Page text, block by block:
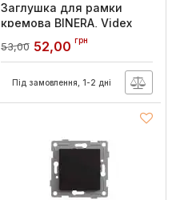
Заглушка для рамки
кремова BINERA, Videx
Артикул:VF-BNC-CR
53,00 52,00 грн
Під замовлення, 1-2 дні